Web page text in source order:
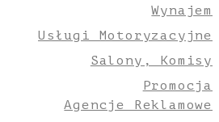
Wynajem
Usługi Motoryzacyjne
Salony, Komisy
Promocja
Agencje Reklamowe